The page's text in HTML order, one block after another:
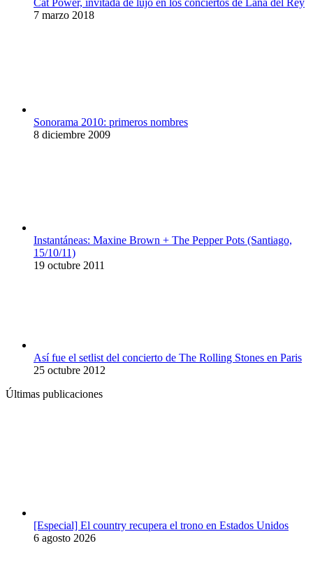
Cat Power, invitada de lujo en los conciertos de Lana del Rey
7 marzo 2018
Sonorama 2010: primeros nombres
8 diciembre 2009
Instantáneas: Maxine Brown + The Pepper Pots (Santiago,
15/10/11)
19 octubre 2011
Así fue el setlist del concierto de The Rolling Stones en Paris
25 octubre 2012
Últimas publicaciones
[Especial] El country recupera el trono en Estados Unidos
6 agosto 2026